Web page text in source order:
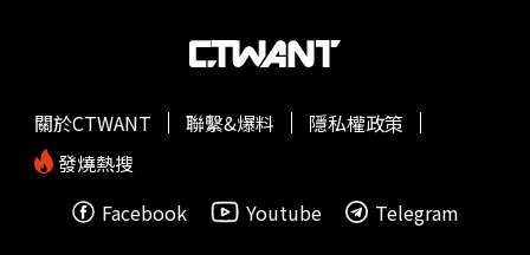
關於CTWANT 聯繫&爆料
隱私權政策
發燒熱搜
Facebook
Youtube Telegram